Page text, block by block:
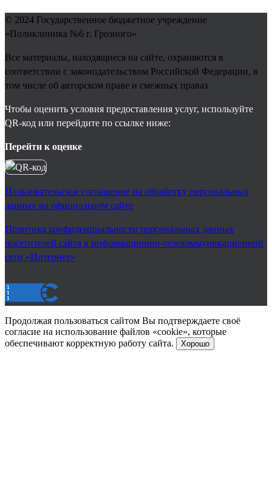
© 2024 Государственное бюджетное учреждение
«Поликлиника №6 г. Грозного»
Все материалы, находящиеся на сайте, охраняются в
соответствии с законодательством Российской Федерации, в
том числе об авторском праве и смежных правах
Чтобы оценить условия предоставления услуг, используйте
QR-код или перейдите по ссылке ниже:
Перейти к оценке
Пользовательское соглашение на обработку персональных
данных на официальном сайте
Политика конфиденциальности персональных данных
посетителей сайта в информационно-телекоммуникационной
сети «Интернет»
Продолжая пользоваться сайтом Вы подтверждаете своё
согласие на использование файлов «cookie», которые
обеспечивают корректную работу сайта.
Хорошо